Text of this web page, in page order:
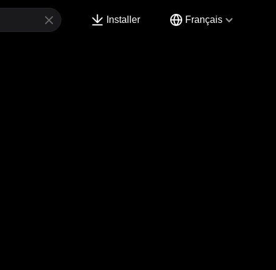
Installer Français